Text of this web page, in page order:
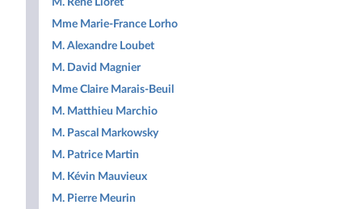
Mme Marie-France Lorho
M. Alexandre Loubet
M. David Magnier
Mme Claire Marais-Beuil
M. Matthieu Marchio
M. Pascal Markowsky
M. Patrice Martin
M. Kévin Mauvieux
M. Pierre Meurin